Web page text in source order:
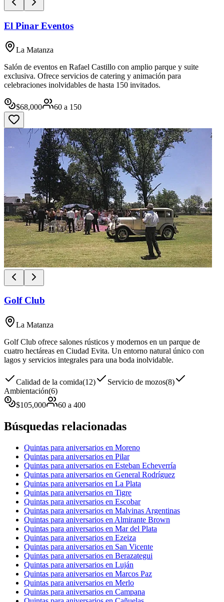
El Pinar Eventos
La Matanza
Salón de eventos en Rafael Castillo con amplio parque y suite
exclusiva. Ofrece servicios de catering y animación para
celebraciones inolvidables de hasta 150 invitados.
$68,000 60 a 150
Golf Club
La Matanza
Golf Club ofrece salones rústicos y modernos en un parque de
cuatro hectáreas en Ciudad Evita. Un entorno natural único con
lagos y servicios integrales para una boda inolvidable.
Calidad de la comida(12) Servicio de mozos(8)
Ambientación(6)
$105,000 60 a 400
Búsquedas relacionadas
Quintas para aniversarios en Moreno
Quintas para aniversarios en Pilar
Quintas para aniversarios en Esteban Echeverría
Quintas para aniversarios en General Rodríguez
Quintas para aniversarios en La Plata
Quintas para aniversarios en Tigre
Quintas para aniversarios en Escobar
Quintas para aniversarios en Malvinas Argentinas
Quintas para aniversarios en Almirante Brown
Quintas para aniversarios en Mar del Plata
Quintas para aniversarios en Ezeiza
Quintas para aniversarios en San Vicente
Quintas para aniversarios en Berazategui
Quintas para aniversarios en Luján
Quintas para aniversarios en Marcos Paz
Quintas para aniversarios en Merlo
Quintas para aniversarios en Campana